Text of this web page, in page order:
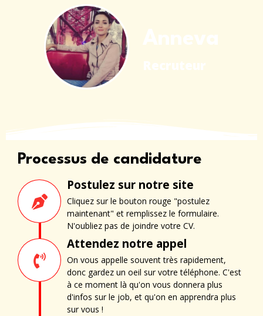
Anneva
Recruteur
Processus de candidature
Postulez sur notre site
Cliquez sur le bouton rouge "postulez
maintenant" et remplissez le formulaire.
N'oubliez pas de joindre votre CV.
Attendez notre appel
On vous appelle souvent très rapidement,
donc gardez un oeil sur votre téléphone. C'est
à ce moment là qu'on vous donnera plus
d'infos sur le job, et qu'on en apprendra plus
sur vous !